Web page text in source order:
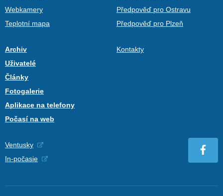
Webkamery
Teplotní mapa
Předpověď pro Ostravu
Předpověď pro Plzeň
Archiv
Uživatelé
Články
Fotogalerie
Aplikace na telefony
Počasí na web
Kontakty
Ventusky
In-počasie